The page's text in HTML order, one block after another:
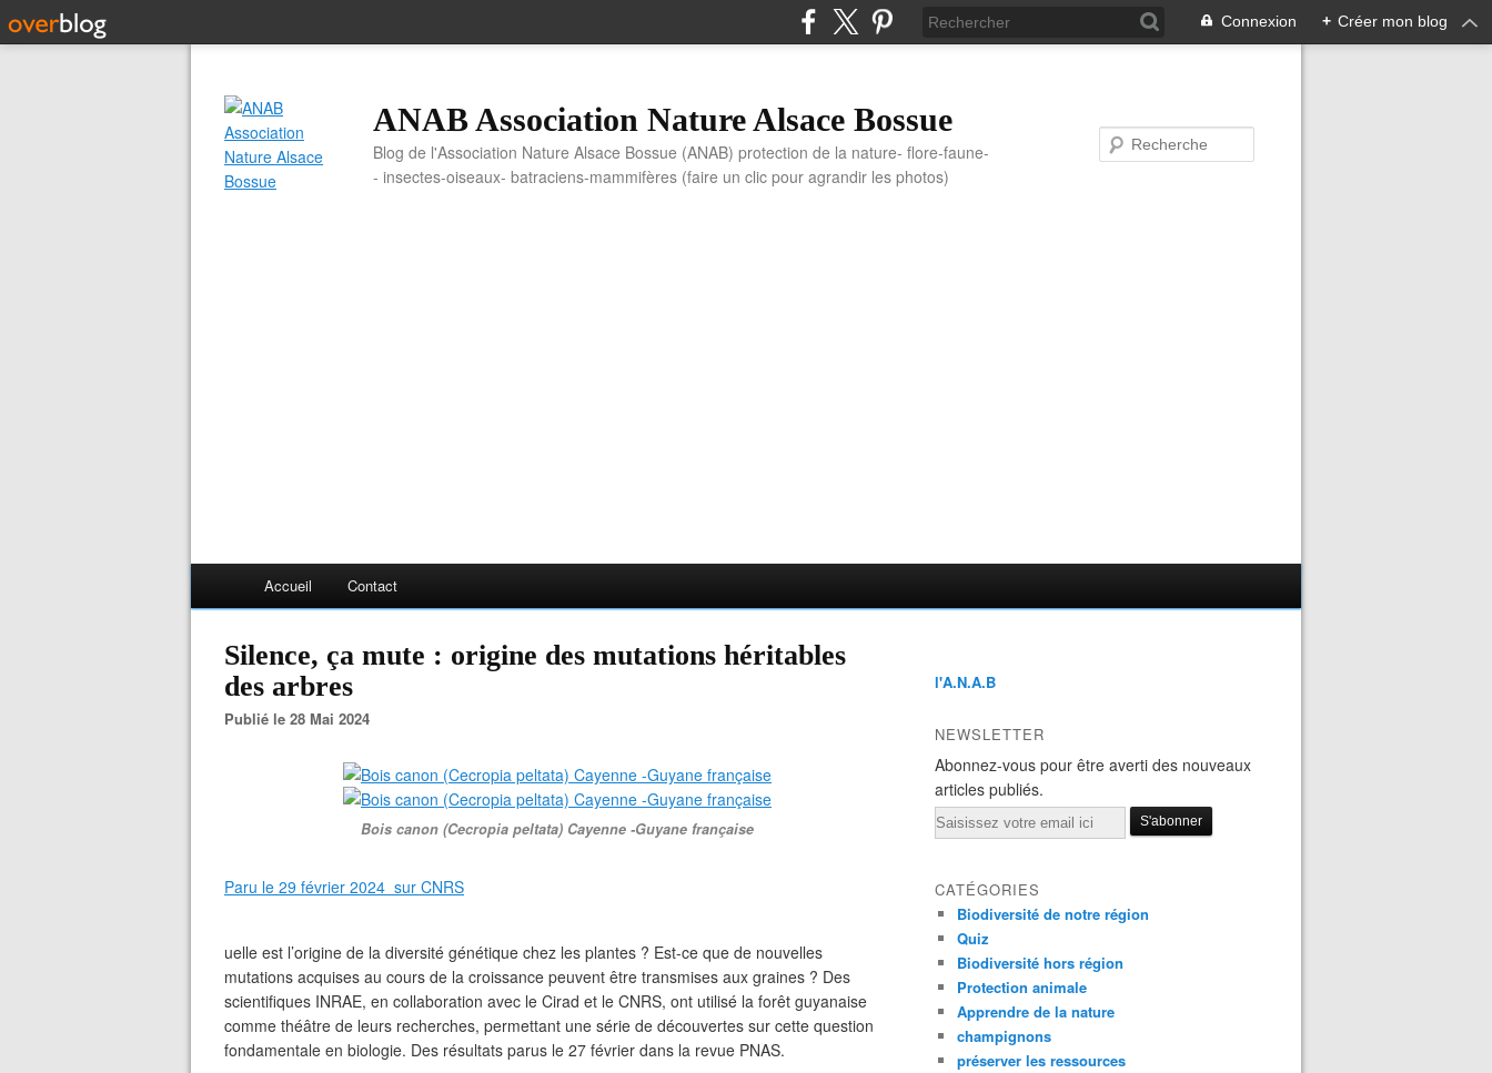
Connexion + Créer mon blog
ANAB Association Nature Alsace Bossue
Blog de l'Association Nature Alsace Bossue (ANAB) protection de la nature- flore-faune-
- insectes-oiseaux- batraciens-mammifères (faire un clic pour agrandir les photos)
Accueil Contact
Silence, ça mute : origine des mutations héritables
des arbres
Publié le 28 Mai 2024
Bois canon (Cecropia peltata) Cayenne -Guyane française
Paru le 29 février 2024 sur CNRS
uelle est l’origine de la diversité génétique chez les plantes ? Est-ce que de nouvelles
mutations acquises au cours de la croissance peuvent être transmises aux graines ? Des
scientifiques INRAE, en collaboration avec le Cirad et le CNRS, ont utilisé la forêt guyanaise
comme théâtre de leurs recherches, permettant une série de découvertes sur cette question
fondamentale en biologie. Des résultats parus le 27 février dans la revue PNAS.
l'A.N.A.B
NEWSLETTER
Abonnez-vous pour être averti des nouveaux
articles publiés.
Email
CATÉGORIES
Biodiversité de notre région
Quiz
Biodiversité hors région
Protection animale
Apprendre de la nature
champignons
préserver les ressources